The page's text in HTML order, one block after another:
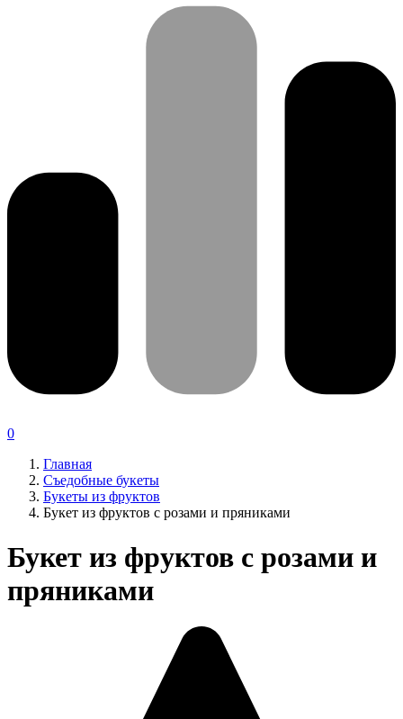
0
Главная
Съедобные букеты
Букеты из фруктов
Букет из фруктов с розами и пряниками
Букет из фруктов с розами и
пряниками